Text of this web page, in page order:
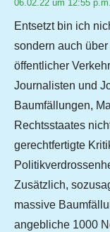
06.02.22 um 12:55
Entsetzt bin ich
sondern auch
öffentlicher
Journalisten und
Baumfällungen,
Rechtsstaates
gerechtfertigte
Zusätzlich,
massive
angebliche 1000